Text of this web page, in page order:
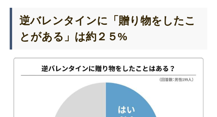
逆バレンタインに「贈り物をしたこ
とがある」は約２５%